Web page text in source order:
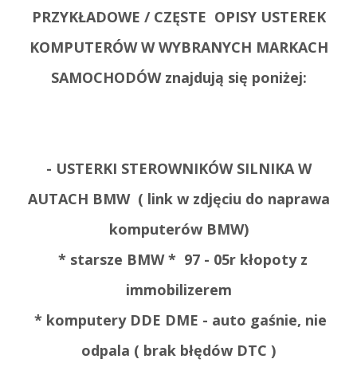
PRZYKŁADOWE / CZĘSTE OPISY USTEREK
KOMPUTERÓW W WYBRANYCH MARKACH
SAMOCHODÓW znajdują się poniżej:
- USTERKI STEROWNIKÓW SILNIKA W
AUTACH BMW ( link w zdjęciu do naprawa
komputerów BMW)
* starsze BMW * 97 - 05r kłopoty z
immobilizerem
* komputery DDE DME - auto gaśnie, nie
odpala ( brak błędów DTC )